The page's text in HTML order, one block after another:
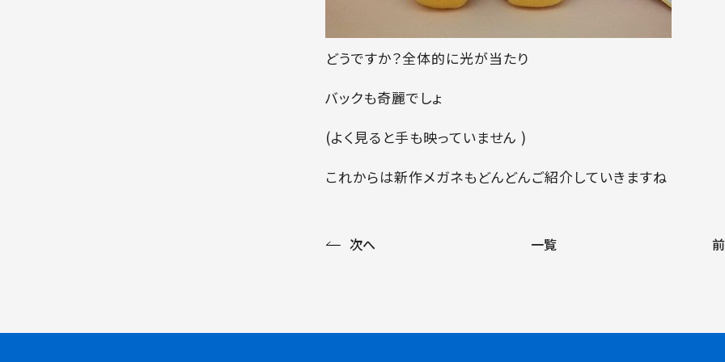
どうですか？全体的に光が当たり
バックも奇麗でしょ
(よく見ると手も映っていません )
これからは新作メガネもどんどんご紹介していきますね
次へ 一覧